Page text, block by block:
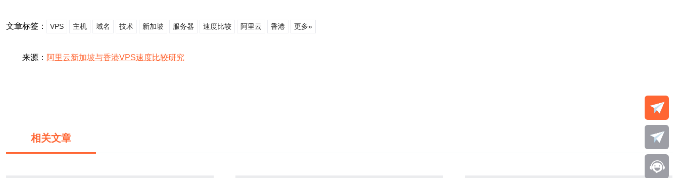
文章标签： VPS 主机 域名 技术 新加坡 服务器 速度比较 阿里云 香港 更多»
来源： 阿里云新加坡与香港VPS速度比较研究
相关文章